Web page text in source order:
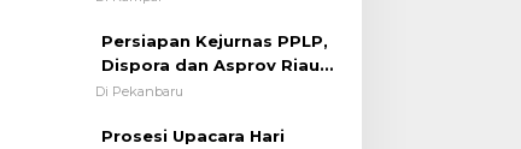
Persiapan Kejurnas PPLP,
Dispora dan Asprov Riau
Tinjau Kelayakan Rumput
Di Pekanbaru
Prosesi Upacara Hari